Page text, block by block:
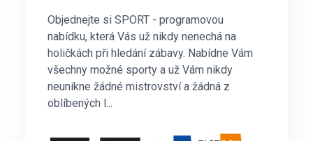
Objednejte si SPORT - programovou
nabídku, která Vás už nikdy nenechá na
holičkách při hledání zábavy. Nabídne Vám
všechny možné sporty a už Vám nikdy
neunikne žádné mistrovství a žádná z
oblíbených l...